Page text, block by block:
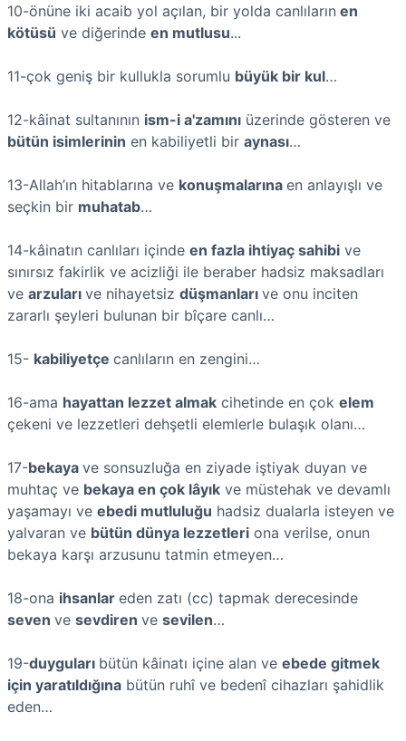
10-önüne iki acaib yol açılan, bir yolda canlıların en
kötüsü ve diğerinde en mutlusu...
11-çok geniş bir kullukla sorumlu büyük bir kul…
12-kâinat sultanının ism-i a'zamını üzerinde gösteren ve
bütün isimlerinin en kabiliyetli bir aynası…
13-Allah’ın hitablarına ve konuşmalarına en anlayışlı ve
seçkin bir muhatab…
14-kâinatın canlıları içinde en fazla ihtiyaç sahibi ve
sınırsız fakirlik ve acizliği ile beraber hadsiz maksadları
ve arzuları ve nihayetsiz düşmanları ve onu inciten
zararlı şeyleri bulunan bir bîçare canlı…
15- kabiliyetçe canlıların en zengini…
16-ama hayattan lezzet almak cihetinde en çok elem
çekeni ve lezzetleri dehşetli elemlerle bulaşık olanı…
17-bekaya ve sonsuzluğa en ziyade iştiyak duyan ve
muhtaç ve bekaya en çok lâyık ve müstehak ve devamlı
yaşamayı ve ebedi mutluluğu hadsiz dualarla isteyen ve
yalvaran ve bütün dünya lezzetleri ona verilse, onun
bekaya karşı arzusunu tatmin etmeyen…
18-ona ihsanlar eden zatı (cc) tapmak derecesinde
seven ve sevdiren ve sevilen…
19-duyguları bütün kâinatı içine alan ve ebede gitmek
için yaratıldığına bütün ruhî ve bedenî cihazları şahidlik
eden…